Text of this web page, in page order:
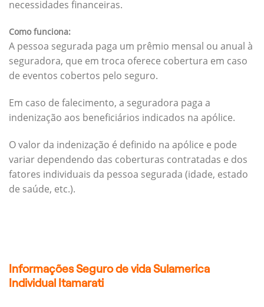
necessidades financeiras.
Como funciona:
A pessoa segurada paga um prêmio mensal ou anual à
seguradora, que em troca oferece cobertura em caso
de eventos cobertos pelo seguro.
Em caso de falecimento, a seguradora paga a
indenização aos beneficiários indicados na apólice.
O valor da indenização é definido na apólice e pode
variar dependendo das coberturas contratadas e dos
fatores individuais da pessoa segurada (idade, estado
de saúde, etc.).
Informações Seguro de vida Sulamerica
Individual Itamarati